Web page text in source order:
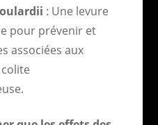
: Une levure
pour prévenir et
associées aux